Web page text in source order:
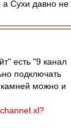
а Сухи давно не
есть "9 канал
подключать
камней можно и